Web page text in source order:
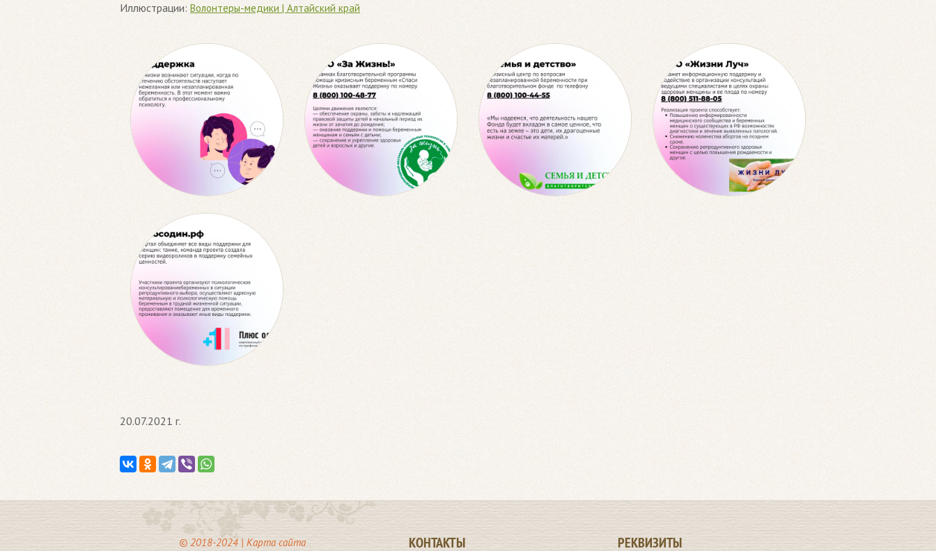
Иллюстрации: Волонтеры-медики | Алтайский край
20.07.2021 г.
© 2018-2024 | Карта сайта КОНТАКТЫ РЕКВИЗИТЫ